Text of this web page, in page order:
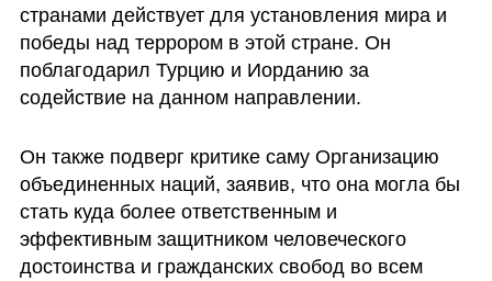
странами действует для установления мира и
победы над террором в этой стране. Он
поблагодарил Турцию и Иорданию за
содействие на данном направлении.
Он также подверг критике саму Организацию
объединенных наций, заявив, что она могла бы
стать куда более ответственным и
эффективным защитником человеческого
достоинства и гражданских свобод во всем